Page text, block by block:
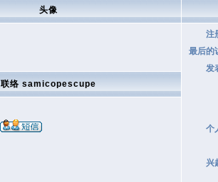
头像
注
最后的
发
个
兴
联络 samicopescupe